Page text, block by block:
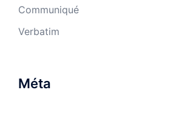
Communiqué
Verbatim
Méta